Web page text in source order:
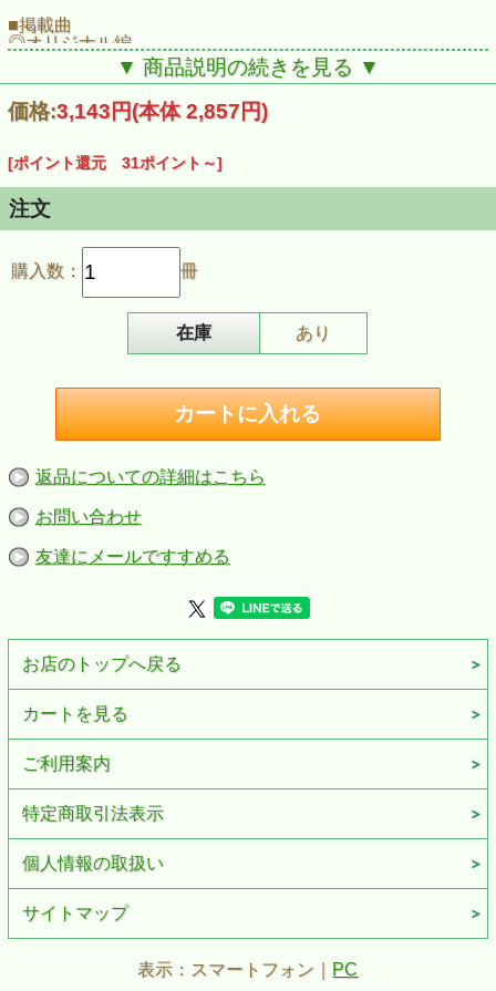
■掲載曲
◎オリジナル編
1.チェロとピアノのためのエピソード「日本の子どものう
1.数とりあそび
2.みぞれの唄
2.ピアノ五重奏のための少行進曲「青春の歌」
（チェロorバス・アコとピアノと3台のアコーディオンも
可）
1.れんげ畑とお地蔵さん
(2)アキアカネとたんぼ
《アコーディオン アンサンブル》
1.さくら（日本古謡）
3.お祭りで（Trio）
4.蝶たちの宴に風は戯れ（五重奏）
5.レクイエム・八月のうた（四重奏）
《アコーディオン Solo 独奏曲》
3.津軽のふるさと（米山正夫 作曲）
5.ラスト・ワルツ（LES REED & BARRY MASON 作曲）
6.ダニー・ボーイ（アイルランド民謡）
ワルシャワンカ（ポーランド民謡）
8.ラ・クンパルシータ（ロドリゲス 作曲）
9.スラヴ舞曲 10番ホ短調（ドボルザーク 作曲）
10.アムール河の波（キュッス 作曲）
11.わが母の教えたまいし歌（ドヴォルザーク 作曲）
12.私は野の草ではなかったか（チャイコフスキー 作曲）
《アコーディオン アンサンブル》
1.この前の春に（二重奏／グリーク 作曲）
2.愛の挨拶（二重奏／エルガー 作曲）
3.ユーモレスク（二重奏／ドヴォルザーク 作曲）
4.アンダンテカンタービレ（二重奏／チャイコフスキー 作
5.ムーンライトセレナーデ（二重奏／グレンミラー 作曲）
6.ラ・クンパルシータ（二重奏／ロドリゲス 作曲）
▼ 商品説明の続きを見る ▼
価格:3,143円(本体 2,857円)
[ポイント還元 31ポイント～]
注文
購入数： 冊
在庫 あり
返品についての詳細はこちら
お問い合わせ
友達にメールですすめる
お店のトップへ戻る
カートを見る
ご利用案内
特定商取引法表示
個人情報の取扱い
サイトマップ
表示：スマートフォン｜ PC